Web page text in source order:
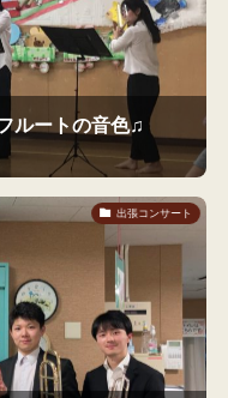
ルートの音色♫
出張コンサート